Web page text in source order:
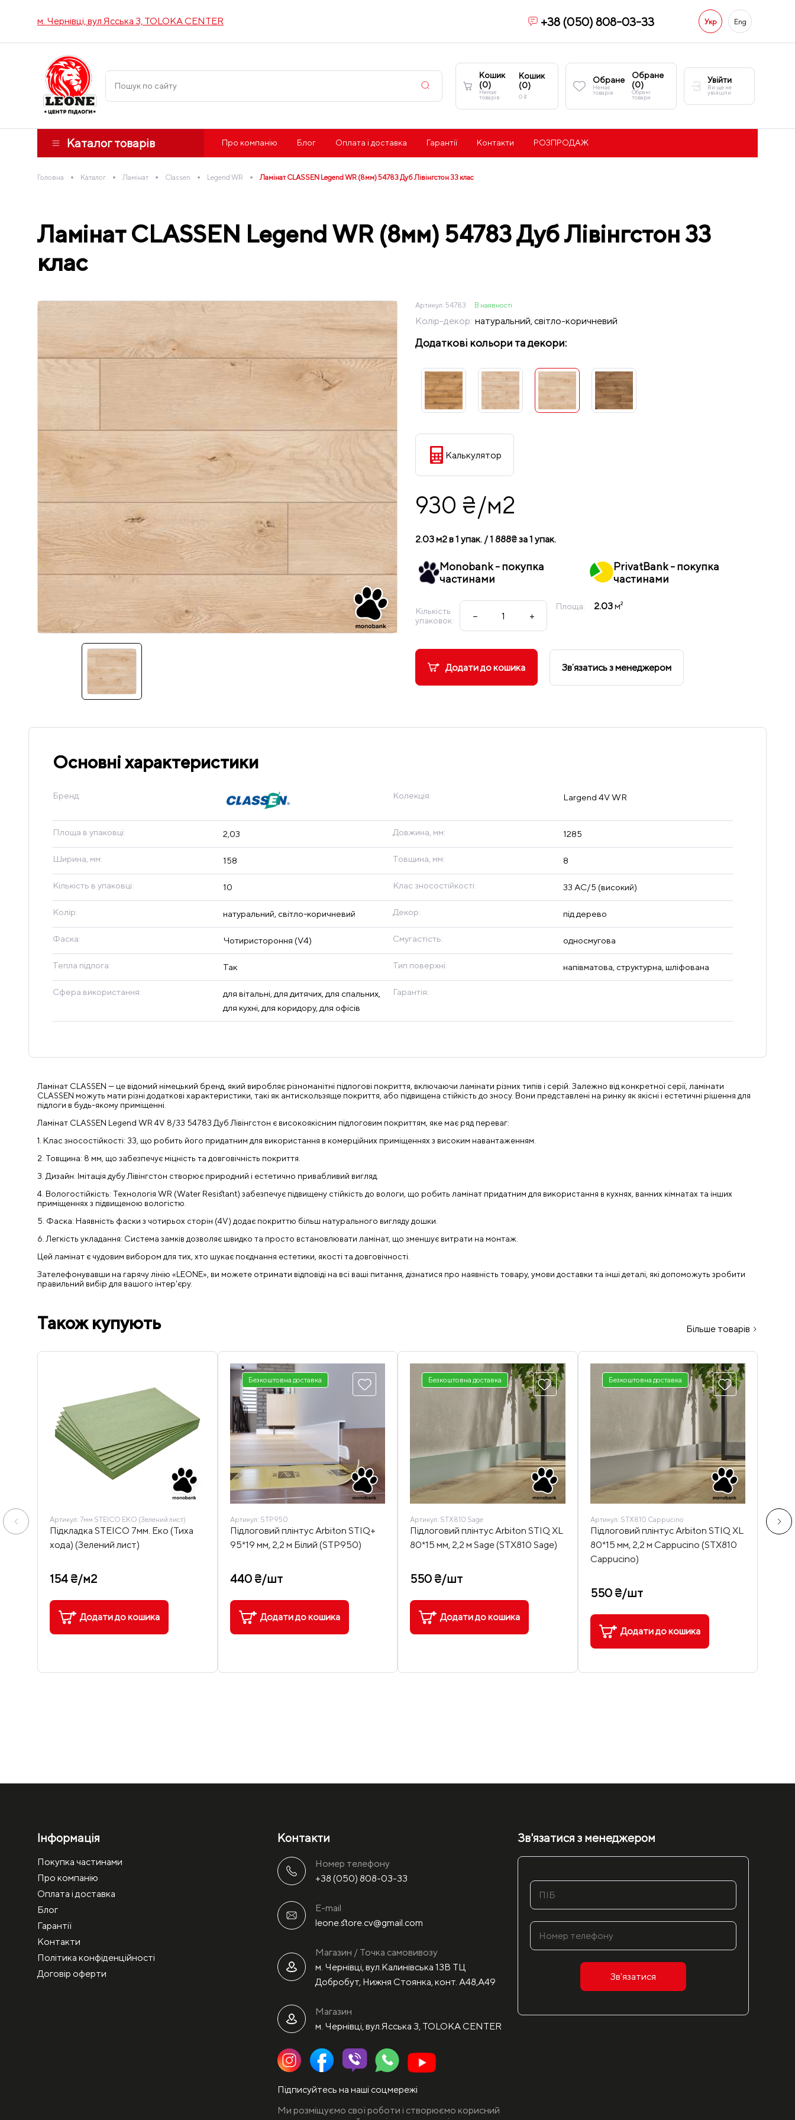
м. Чернівці, вул.Ясська 3, TOLOKA CENTER +38 (050) 808-03-33 Укр Eng
Кошик
(0)
Немає
товарів
Кошик
(0)
0₴
Обране
Немає
товарів
Обране
(0)
Обрані
товари
Увійти
Ви ще не
увійшли
Каталог товарів Про компанію Блог Оплата і доставка Гарантії Контакти РОЗПРОДАЖ
Головна • Каталог • Ламінат • Classen • Legend WR • Ламінат CLASSEN Legend WR (8мм) 54783 Дуб Лівінгстон 33 клас
Ламінат CLASSEN Legend WR (8мм) 54783 Дуб Лівінгстон 33
клас
Артикул: 54783 В наявності
Колір-декор: натуральний, світло-коричневий
Додаткові кольори та декори:
Калькулятор
930 ₴/м2
2.03 м2 в 1 упак. / 1 888₴ за 1 упак.
Monobank - покупка
частинами
PrivatBank - покупка
частинами
Кількість
упаковок:
− +
Площа: 2.03м²
Додати до кошика Звʼязатись з менеджером
Основні характеристики
Бренд: Колекція: Largend 4V WR
Площа в упаковці: 2,03 Довжина, мм: 1285
Ширина, мм: 158 Товщина, мм: 8
Кількість в упаковці: 10 Клас зносостійкості: 33 AC/5 (високий)
Колір: натуральний, світло-коричневий Декор: під дерево
Фаска: Чотиристороння (V4) Смугастість: односмугова
Тепла підлога: Так Тип поверхні: напівматова, структурна, шліфована
Сфера використання:
для вітальні, для дитячих, для спальних,
для кухні, для коридору, для офісів
Гарантія:
Ламінат CLASSEN — це відомий німецький бренд, який виробляє різноманітні підлогові покриття, включаючи ламінати різних типів і серій. Залежно від конкретної серії, ламінати
CLASSEN можуть мати різні додаткові характеристики, такі як антискользяще покриття, або підвищена стійкість до зносу. Вони представлені на ринку як якісні і естетичні рішення для
підлоги в будь-якому приміщенні.
Ламінат CLASSEN Legend WR 4V 8/33 54783 Дуб Лівінгстон є високоякісним підлоговим покриттям, яке має ряд переваг:
1. Клас зносостійкості: 33, що робить його придатним для використання в комерційних приміщеннях з високим навантаженням.
2. Товщина: 8 мм, що забезпечує міцність та довговічність покриття.
3. Дизайн: Імітація дубу Лівінгстон створює природний і естетично привабливий вигляд.
4. Вологостійкість: Технологія WR (Water Resistant) забезпечує підвищену стійкість до вологи, що робить ламінат придатним для використання в кухнях, ванних кімнатах та інших
приміщеннях з підвищеною вологістю.
5. Фаска: Наявність фаски з чотирьох сторін (4V) додає покриттю більш натурального вигляду дошки.
6. Легкість укладання: Система замків дозволяє швидко та просто встановлювати ламінат, що зменшує витрати на монтаж.
Цей ламінат є чудовим вибором для тих, хто шукає поєднання естетики, якості та довговічності.
Зателефонувавши на гарячу лінію «LEONE», ви можете отримати відповіді на всі ваші питання, дізнатися про наявність товару, умови доставки та інші деталі, які допоможуть зробити
правильний вибір для вашого інтер'єру.
Також купують Більше товарів
Артикул: 7мм STEICO ЕКО (Зелений лист)
Підкладка STEICO 7мм. Еко (Тиха
хода) (Зелений лист)
154 ₴/м2
Додати до кошика
Безкоштовна доставка
Артикул: STP950
Підлоговий плінтус Arbiton STIQ+
95*19 мм, 2,2 м Білий (STP950)
440 ₴/шт
Додати до кошика
Безкоштовна доставка
Артикул: STX810 Sage
Підлоговий плінтус Arbiton STIQ XL
80*15 мм, 2,2 м Sage (STX810 Sage)
550 ₴/шт
Додати до кошика
Безкоштовна доставка
Артикул: STX810 Cappucino
Підлоговий плінтус Arbiton STIQ XL
80*15 мм, 2,2 м Cappucino (STX810
Cappucino)
550 ₴/шт
Додати до кошика
Інформація
Покупка частинами
Про компанію
Оплата і доставка
Блог
Гарантії
Контакти
Політика конфіденційності
Договір оферти
Контакти
Номер телефону
+38 (050) 808-03-33
E-mail
leone.store.cv@gmail.com
Магазин / Точка самовивозу
м. Чернівці, вул.Калинівська 13В ТЦ
Добробут, Нижня Стоянка, конт. А48,А49
Магазин
м. Чернівці, вул.Ясська 3, TOLOKA CENTER
Підписуйтесь на наші соцмережі
Ми розміщуємо свої роботи і створюємо корисний
Зв'язатися з менеджером
Зв'язатися